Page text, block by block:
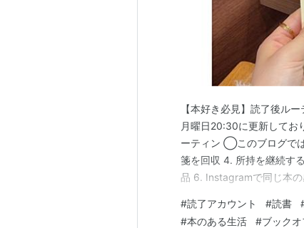
【本好き必見】読了後ル
月曜日20:30に更新してお
ーティン ◯このブログで
箋を回収 4. 所持を継続す
品 6. Instagramで同じ本
終わった時にルーティー
#読了アカウント #読書
#本のある生活 #ブックオ